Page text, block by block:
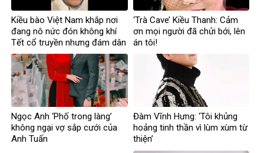
Kiều bào Việt Nam khắp nơi
đang nô nức đón không khí
Tết cổ truyền nhưng đám dân
chủ cuội vẫn đang chạy ăn
từng bữa
‘Trà Cave’ Kiều Thanh: Cảm
ơn mọi người đã chửi bới, lên
án tôi!
Ngọc Anh ‘Phố trong làng’
không ngại vợ sắp cưới của
Anh Tuấn
Đàm Vĩnh Hưng: ‘Tôi khủng
hoảng tinh thần vì lùm xùm từ
thiện’